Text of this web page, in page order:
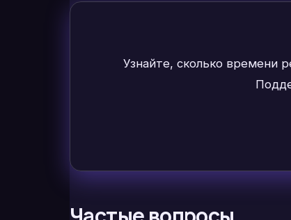
Узнайте, сколько времени